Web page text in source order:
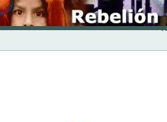
Skip
to
content
INICIO